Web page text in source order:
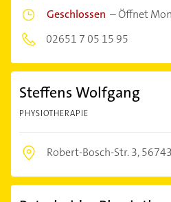
Geschlossen –Öffnet
02651 7 05 15 95
Steffens Wolfgang
PHYSIOTHERAPIE
Robert-Bosch-Str. 3,